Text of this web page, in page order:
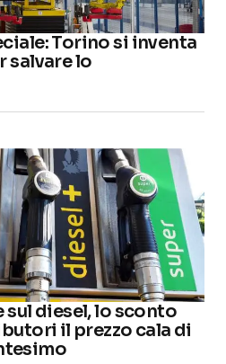
Torino si inventa
salvare lo
sul diesel, lo sconto
il prezzo cala di